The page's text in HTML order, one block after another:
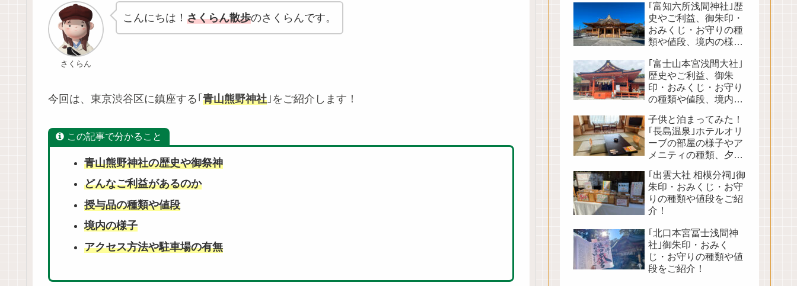
さくらん
こんにちは！さくらん散歩のさくらんです。
今回は、東京渋谷区に鎮座する｢ 青山熊野神社 ｣をご紹介します！
この記事で分かること
青山熊野神社の歴史や御祭神
どんなご利益があるのか
授与品の種類や値段
境内の様子
アクセス方法や駐車場の有無
｢富知六所浅間神社｣歴
史やご利益、御朱印・
おみくじ・お守りの種
類や値段、境内の様子
｢富士山本宮浅間大社｣
歴史やご利益、御朱
印・おみくじ・お守り
の種類や値段、境内の
子供と泊まってみた！
｢長島温泉｣ホテルオリ
ーブの部屋の様子やア
メニティの種類、夕朝
様子をご紹介！
｢出雲大社 相模分祠｣御
朱印・おみくじ・お守
りの種類や値段をご紹
介！
｢北口本宮冨士浅間神
社｣御朱印・おみく
じ・お守りの種類や値
段をご紹介！